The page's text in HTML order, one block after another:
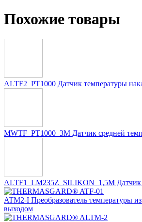
Похожие товары
ALTF2_PT1000 Датчик температуры
MWTF_PT1000_3M Датчик средней
ALTF1_LM235Z_SILIKON_1,5M Датчик
ATM2-I Преобразователь температуры
выходом